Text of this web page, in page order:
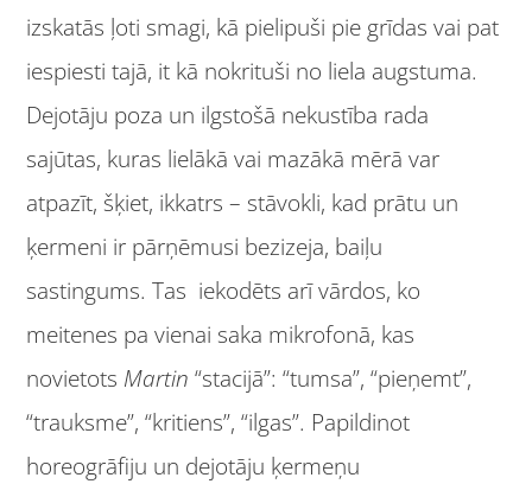
izskatās ļoti smagi, kā pielipuši pie grīdas vai pat
iespiesti tajā, it kā nokrituši no liela augstuma.
Dejotāju poza un ilgstošā nekustība rada
sajūtas, kuras lielākā vai mazākā mērā var
atpazīt, šķiet, ikkatrs – stāvokli, kad prātu un
ķermeni ir pārņēmusi bezizeja, baiļu
sastingums. Tas iekodēts arī vārdos, ko
meitenes pa vienai saka mikrofonā, kas
novietots Martin “stacijā”: “tumsa”, “pieņemt”,
“trauksme”, “kritiens”, “ilgas”. Papildinot
horeogrāfiju un dejotāju ķermeņu